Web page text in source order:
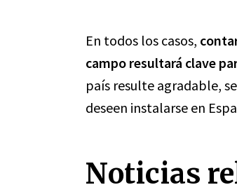
En todos los casos,
campo resultará clave
país resulte agradable,
deseen instalarse en
Noticias